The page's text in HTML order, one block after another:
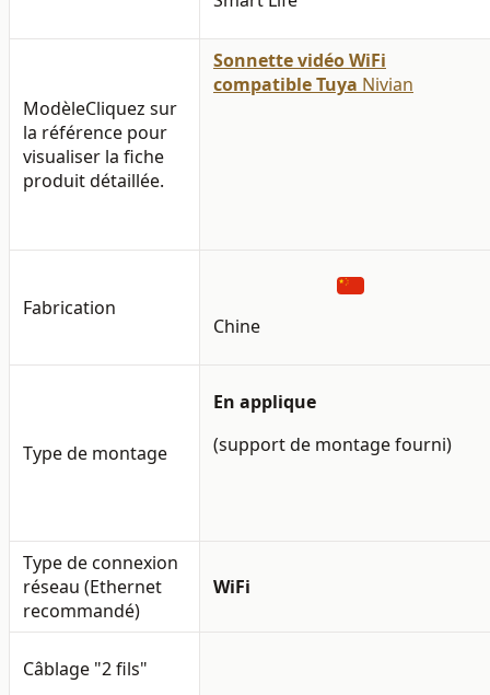
ModèleCliquez sur
la référence pour
visualiser la fiche
produit détaillée.
Sonnette vidéo WiFi
compatible Tuya Nivian
Fabrication
Chine
Type de montage
En applique
(support de montage fourni)
Type de connexion
réseau (Ethernet
recommandé)
WiFi
Câblage "2 fils"